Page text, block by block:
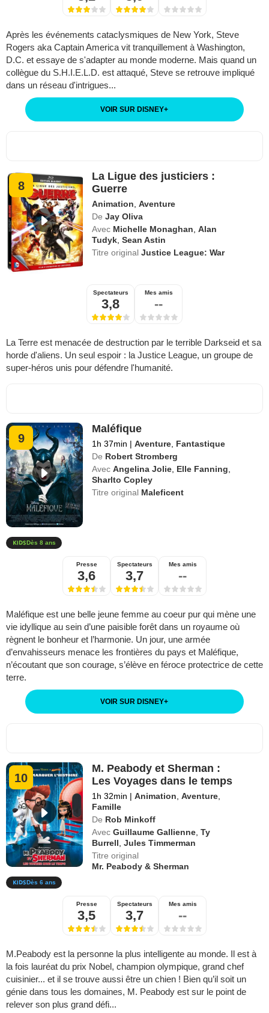
Après les événements cataclysmiques de New York, Steve
Rogers aka Captain America vit tranquillement à Washington,
D.C. et essaye de s'adapter au monde moderne. Mais quand un
collègue du S.H.I.E.L.D. est attaqué, Steve se retrouve impliqué
dans un réseau d'intrigues...
VOIR SUR DISNEY+
8
La Ligue des justiciers :
Guerre
Animation ,Aventure
De Jay Oliva
Avec Michelle Monaghan ,Alan
Tudyk ,Sean Astin
Titre originalJustice League: War
Spectateurs
3,8
Mes amis
--
La Terre est menacée de destruction par le terrible Darkseid et sa
horde d'aliens. Un seul espoir : la Justice League, un groupe de
super-héros unis pour défendre l'humanité.
9
Maléfique
1h 37min | Aventure Fantastique
De Robert Stromberg
Avec Angelina Jolie Elle Fanning
Sharlto Copley
Titre original Maleficent
Dès 8 ans
Presse
3,6
Spectateurs
3,7
Mes amis
--
Maléfique est une belle jeune femme au coeur pur qui mène une
vie idyllique au sein d’une paisible forêt dans un royaume où
règnent le bonheur et l’harmonie. Un jour, une armée
d’envahisseurs menace les frontières du pays et Maléfique,
n’écoutant que son courage, s’élève en féroce protectrice de cette
terre.
VOIR SUR DISNEY+
10
M. Peabody et Sherman :
Les Voyages dans le temps
1h 32min | Animation ,Aventure
Famille
De Rob Minkoff
Avec Guillaume Gallienne ,Ty
Burrell ,Jules Timmerman
Titre original
Mr. Peabody & Sherman
Dès 6 ans
Presse
3,5
Spectateurs
3,7
Mes amis
--
M.Peabody est la personne la plus intelligente au monde. Il est à
la fois lauréat du prix Nobel, champion olympique, grand chef
cuisinier... et il se trouve aussi être un chien ! Bien qu’il soit un
génie dans tous les domaines, M. Peabody est sur le point de
relever son plus grand défi...